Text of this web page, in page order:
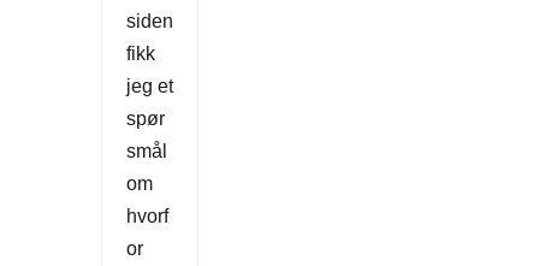
siden
fikk
jeg et
spør
smål
om
hvorf
or